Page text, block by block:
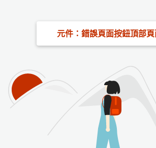
元件：錯誤頁面按鈕頂部頁